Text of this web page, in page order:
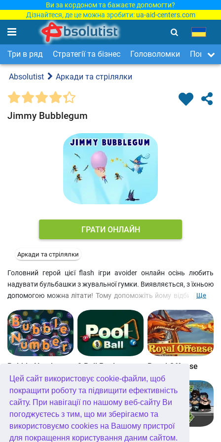
Цей сайт використовує cookie-файли, щоб
покращити роботу та підвищити ефективність
сайту. При навігації по нашому веб-сайту Ви
погоджуєтесь з тим, що ми зберігаємо та
використовуємо cookies на Вашому пристрої
для покращення користування даним сайтом.
Ви за кордоном та бажаєте допомогти?
Дізнайтеся, де це можна зробити: ua-aid-centers.com
Три в ряд Стратегії та бізнес Головоломки Пошук
Absolutist Аркади та стрілялки
Jimmy Bubblegum
ГРАТИ ОНЛАЙН
Аркади та стрілялки
Головний герой цієї flash ігри avoider онлайн осінь любить
надувати бульбашки з жувальної гумки. Виявляється, з їхньою
допомогою можна літати! Тому допоможіть йому відбиватися
теж злі і теж літають). Ловіть жовті кульки, щоб наповнити
міхур повітрям та довше грати онлайн безкоштовно. Тим
більше, що польоти на кулі – 100% хіт як гра аркади для
хлопчиків.
Ще
Bubble Number 9 Ball Pool Royal Offense
Blockz! Королівство Кітта Go Repo